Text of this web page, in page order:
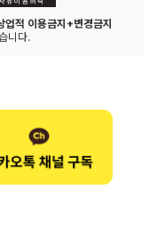
적 이용금지+변경금지
니다.